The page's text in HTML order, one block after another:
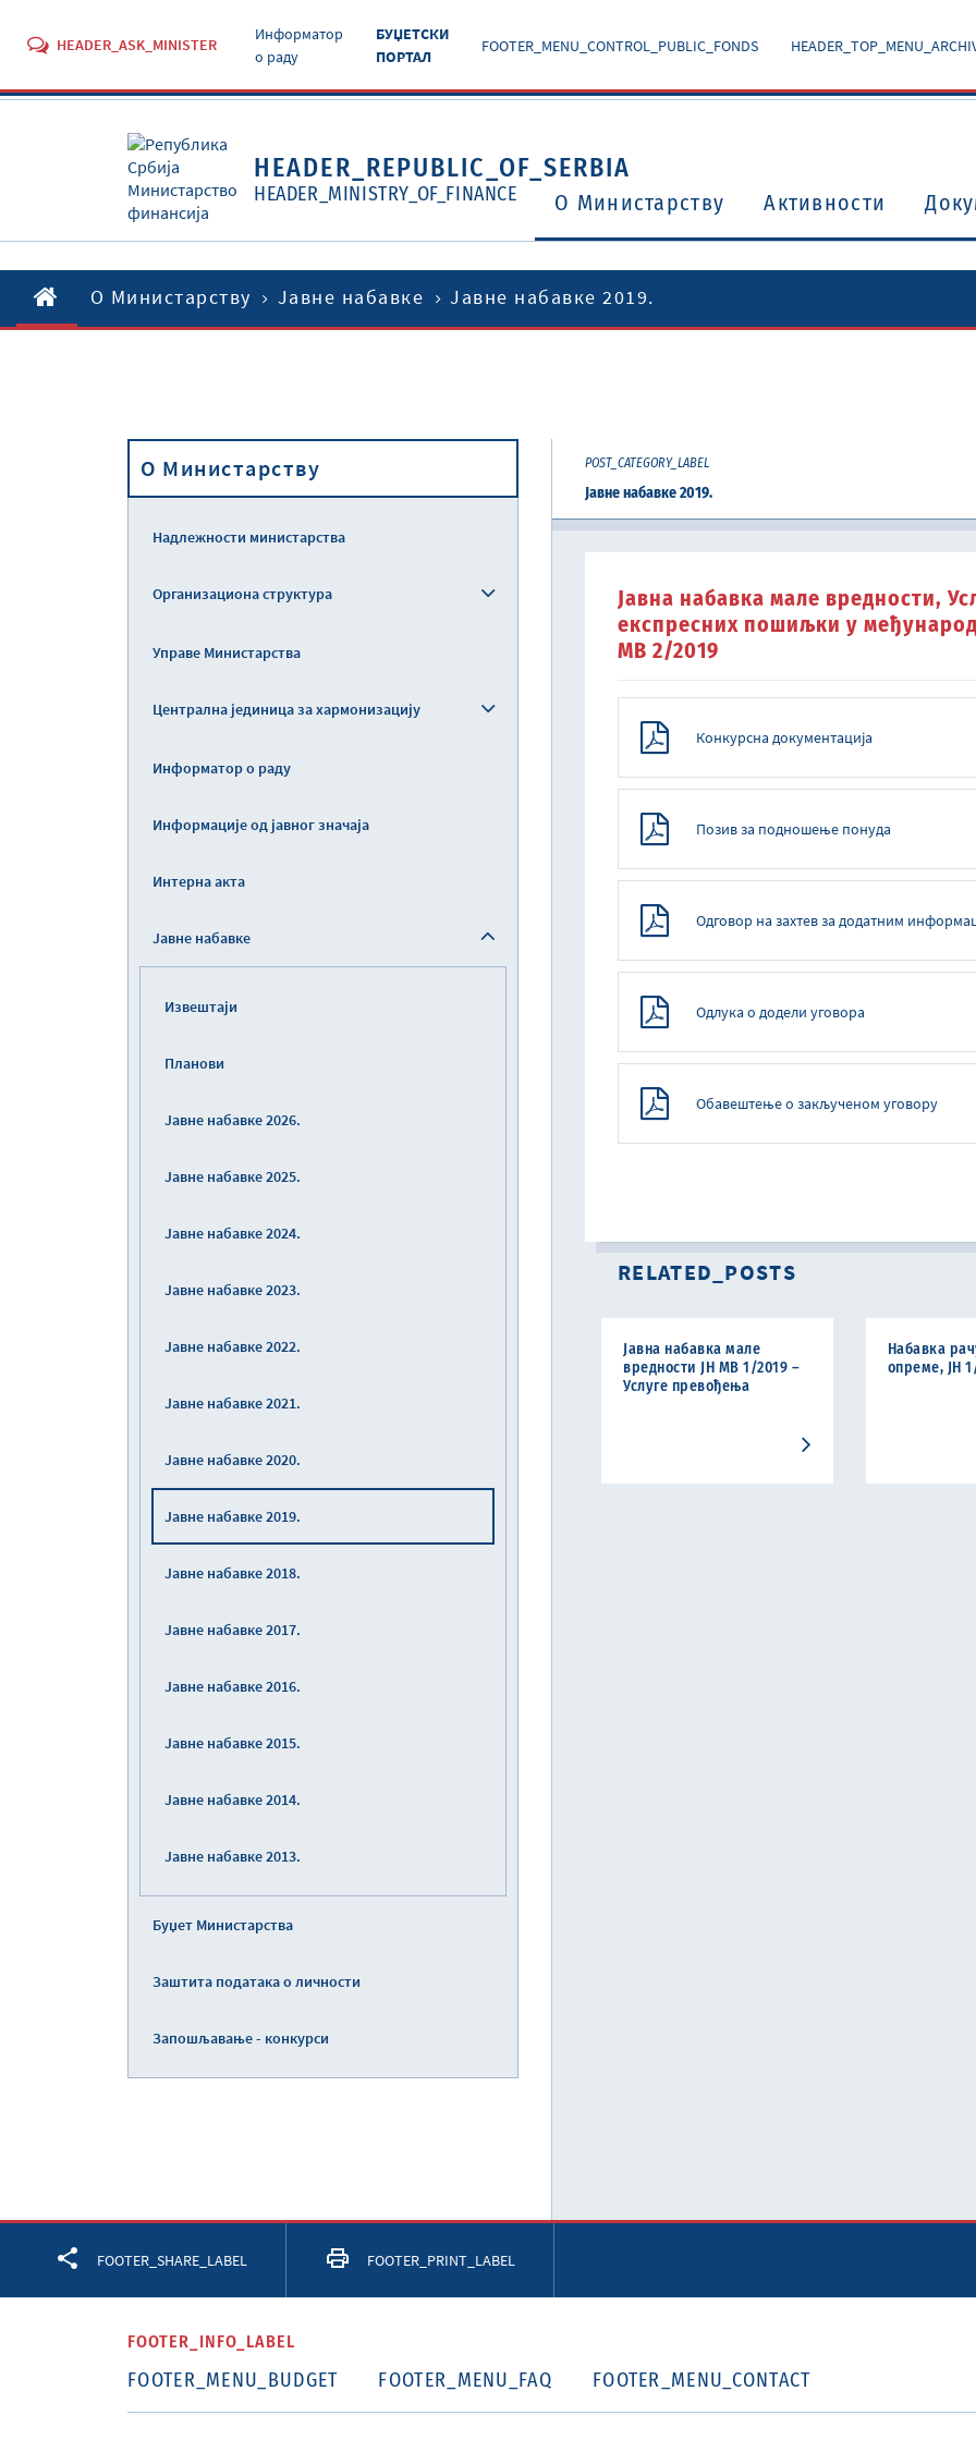
HEADER_ASK_MINISTER
Информатор
о раду
БУЏЕТСКИ
ПОРТАЛ
FOOTER_MENU_CONTROL_PUBLIC_FONDS
HEADER_REPUBLIC_OF_SERBIA
HEADER_MINISTRY_OF_FINANCE O Министарству Активности
O Министарству Јавне набавке Јавне набавке 2019.
O Министарству
Надлежности министарства
Организациона структура
Управе Министарства
Централна јединица за хармонизацију
Информатор о раду
Информације од јавног значаја
Интерна акта
Јавне набавке
Извештаји
Планови
Јавне набавке 2026.
Јавне набавке 2025.
Јавне набавке 2024.
Јавне набавке 2023.
Јавне набавке 2022.
Јавне набавке 2021.
Јавне набавке 2020.
Јавне набавке 2019.
Јавне набавке 2018.
Јавне набавке 2017.
Јавне набавке 2016.
Јавне набавке 2015.
Јавне набавке 2014.
Јавне набавке 2013.
Буџет Министарства
Заштита података о личности
Запошљавање - конкурси
POST_CATEGORY_LABEL
Јавне набавке 2019.
Јавна набавка мале вредности,
експресних пошиљки у
МВ 2/2019
Конкурсна документација
Позив за подношење понуда
Одговор на захтев за додатним
Одлука о додели уговора
Обавештење о закљученом уговору
RELATED_POSTS
Јавна набавка мале
вредности ЈН МВ 1/2019 –
Услуге превођења
Набавка
опреме, ЈН
FOOTER_SHARE_LABEL
Facebook Twitter LinkedIn
FOOTER_PRINT_LABEL
FOOTER_INFO_LABEL
FOOTER_MENU_BUDGET FOOTER_MENU_FAQ FOOTER_MENU_CONTACT